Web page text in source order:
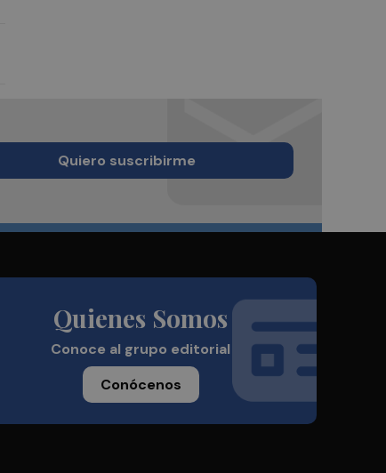
Quiero suscribirme
Quienes Somos
Conoce al grupo editorial
Conócenos